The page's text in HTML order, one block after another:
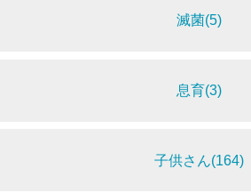
滅菌(5)
息育(3)
子供さん(164)